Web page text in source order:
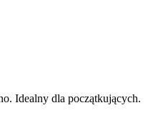
Idealny dla początkujących.